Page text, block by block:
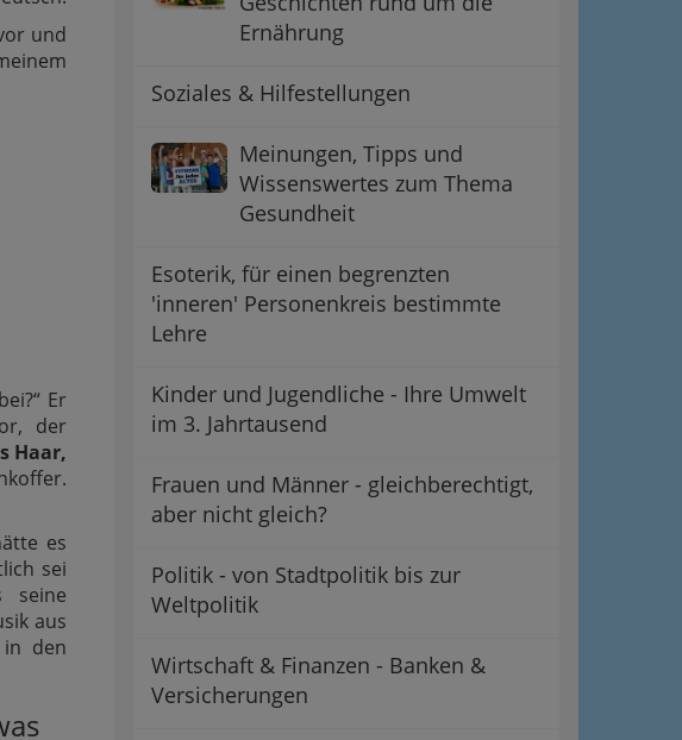
und
Er
der
Haar,
es
sei
seine
aus
in den
Ernährung
Soziales & Hilfestellungen
Meinungen, Tipps und
Wissenswertes zum Thema
Gesundheit
Esoterik, für einen begrenzten
'inneren' Personenkreis bestimmte
Lehre
Kinder und Jugendliche - Ihre Umwelt
im 3. Jahrtausend
Frauen und Männer - gleichberechtigt,
aber nicht gleich?
Politik - von Stadtpolitik bis zur
Weltpolitik
Wirtschaft & Finanzen - Banken &
Versicherungen